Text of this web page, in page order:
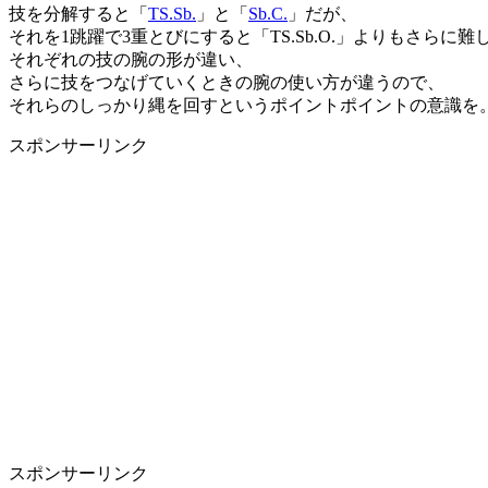
技を分解すると「 TS.Sb. 」と「 Sb.C. 」だが、
それを1跳躍で3重とびにすると「TS.Sb.O.」よりもさらに難し
それぞれの技の腕の形が違い、
さらに技をつなげていくときの腕の使い方が違うので、
それらのしっかり縄を回すというポイントポイントの意識を。
スポンサーリンク
スポンサーリンク